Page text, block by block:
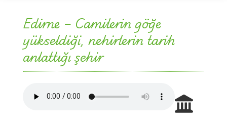
Edirne – Camilerin göğe
yükseldiği, nehirlerin tarih
anlattığı şehir